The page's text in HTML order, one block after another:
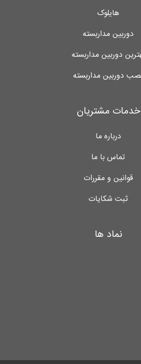
هایلوک
دوربین مداربسته
دوربین مداربسته
دوربین مداربسته
خدمات مشتریان
درباره ما
تماس با ما
قوانین و مقررات
ثبت شکایات
نماد ها